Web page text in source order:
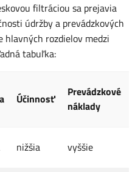
filtráciou sa prejavia
údržby a prevádzkových
hlavných rozdielov medzi
tabuľka:
Účinnosť
Prevádzkové
náklady
nižšia vyššie